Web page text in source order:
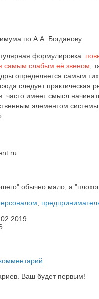
по А.А. Богданову
формулировка:
самым слабым её звеном ,
определяется самым
следует практическая
часто имеет смысл
элементом
обычно мало, а
Ваш будет первым!